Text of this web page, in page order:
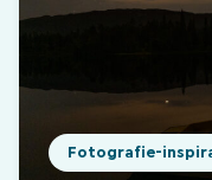
Fotografie-